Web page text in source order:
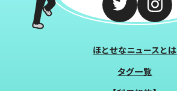
ほとせなニュースとは
タグ一覧